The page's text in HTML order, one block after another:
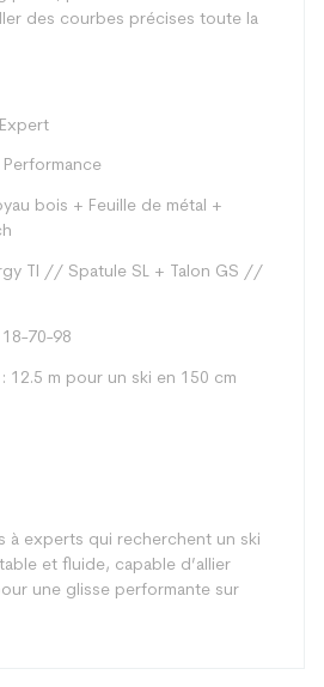
des courbes précises toute la
Performance
bois + Feuille de métal +
TI // Spatule SL + Talon GS //
70-98
: 12.5 m pour un ski en 150 cm
à experts qui recherchent un ski
et fluide, capable d’allier
une glisse performante sur